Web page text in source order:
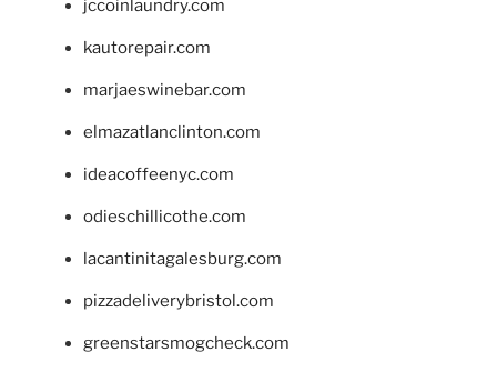
jccoinlaundry.com
kautorepair.com
marjaeswinebar.com
elmazatlanclinton.com
ideacoffeenyc.com
odieschillicothe.com
lacantinitagalesburg.com
pizzadeliverybristol.com
greenstarsmogcheck.com